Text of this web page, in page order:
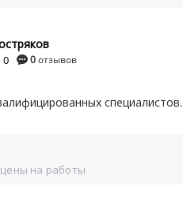
0 0отзывов
на работы